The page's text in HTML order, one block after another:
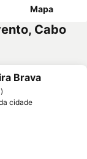
Mapa
Cabo
favoritos
Brava
cidade